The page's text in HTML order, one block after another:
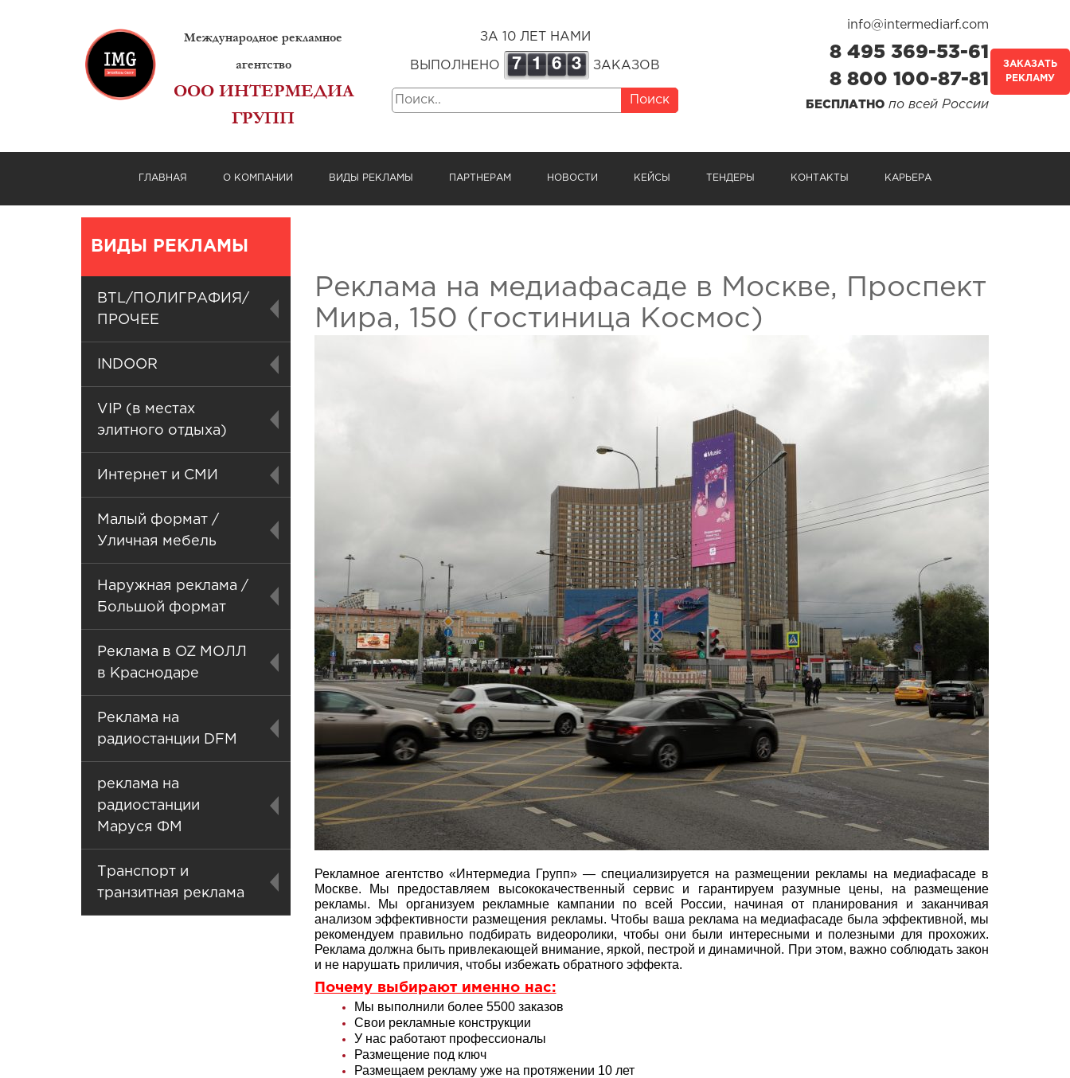
Международное рекламное
агентство
ООО ИНТЕРМЕДИА
ГРУПП
ЗА 10 ЛЕТ НАМИ
ВЫПОЛНЕНО 7 1 6 3 ЗАКАЗОВ
Поиск
info@intermediarf.com
8 495 369-53-61
8 800 100-87-81
БЕСПЛАТНО по всей России
ГЛАВНАЯ О КОМПАНИИ ВИДЫ РЕКЛАМЫ ПАРТНЕРАМ НОВОСТИ КЕЙСЫ ТЕНДЕРЫ КОНТАКТЫ КАРЬЕРА
ЗАКАЗАТЬ
РЕКЛАМУ
ВИДЫ РЕКЛАМЫ
BTL/ПОЛИГРАФИЯ/
ПРОЧЕЕ
INDOOR
VIP (в местах
элитного отдыха)
Интернет и СМИ
Малый формат /
Уличная мебель
Наружная реклама /
Большой формат
Реклама в OZ МОЛЛ
в Краснодаре
Реклама на
радиостанции DFM
реклама на
радиостанции
Маруся ФМ
Транспорт и
транзитная реклама
Реклама на медиафасаде в Москве, Проспект
Мира, 150 (гостиница Космос)
Рекламное агентство «Интермедиа Групп» — специализируется на размещении рекламы на медиафасаде в
Москве. Мы предоставляем высококачественный сервис и гарантируем разумные цены, на размещение
рекламы. Мы организуем рекламные кампании по всей России, начиная от планирования и заканчивая
анализом эффективности размещения рекламы. Чтобы ваша реклама на медиафасаде была эффективной, мы
рекомендуем правильно подбирать видеоролики, чтобы они были интересными и полезными для прохожих.
Реклама должна быть привлекающей внимание, яркой, пестрой и динамичной. При этом, важно соблюдать закон
и не нарушать приличия, чтобы избежать обратного эффекта.
Почему выбирают именно нас:
Мы выполнили более 5500 заказов
Свои рекламные конструкции
У нас работают профессионалы
Размещение под ключ
Размещаем рекламу уже на протяжении 10 лет